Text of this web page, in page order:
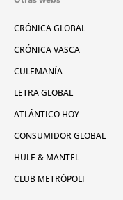
CRÓNICA GLOBAL
CRÓNICA VASCA
CULEMANÍA
LETRA GLOBAL
ATLÁNTICO HOY
CONSUMIDOR GLOBAL
HULE & MANTEL
CLUB METRÓPOLI